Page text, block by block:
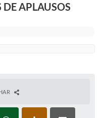
DE APLAUSOS